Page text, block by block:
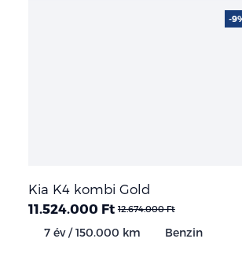
Kia K4 kombi Gold
11.524.000 Ft 12.674.000 Ft
7 év / 150.000 km Benzin
-